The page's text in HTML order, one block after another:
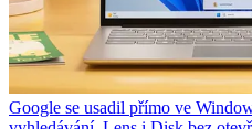
Google se usadil přímo ve